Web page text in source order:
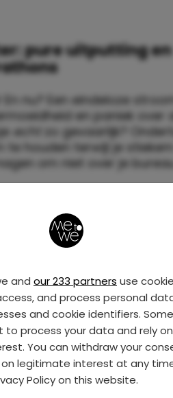
and our 233 partners use
and process personal
and cookie identifiers.
to process your data and rely
You can withdraw your
legitimate interest at any
Policy on this website.
pure uitputting en
nu? Een eindeloze
en paniek over
echt
zo gevaarlijk?
te houden terwijl je
om niet over je